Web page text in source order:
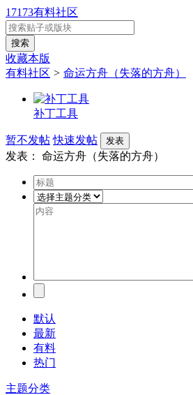
17173有料社区
收藏本版
有料社区 > 命运方舟（失落的方舟）
补丁工具
暂不发帖 快速发帖 发表
发表： 命运方舟（失落的方舟）
默认
最新
有料
热门
主题分类